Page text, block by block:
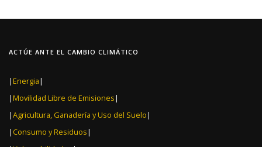
ACTÚE ANTE EL CAMBIO CLIMÁTICO
|Energia|
|Movilidad Libre de Emisiones|
|Agricultura, Ganadería y Uso del Suelo|
| Consumo y Residuos|